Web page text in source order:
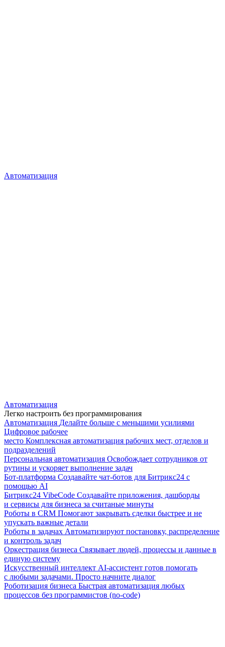
Автоматизация
Автоматизация
Легко настроить без программирования
Автоматизация Делайте больше с меньшими усилиями
Цифровое рабочее
место Комплексная автоматизация рабочих мест, отделов и
подразделений
Персональная автоматизация Освобождает сотрудников от
рутины и ускоряет выполнение задач
Бот-платформа Создавайте чат-ботов для Битрикс24 с
помощью AI
Битрикс24 VibeCode Создавайте приложения, дашборды
и сервисы для бизнеса за считаные минуты
Роботы в CRM Помогают закрывать сделки быстрее и не
упускать важные детали
Роботы в задачах Автоматизируют постановку, распределение
и контроль задач
Оркестрация бизнеса Связывает людей, процессы и данные в
единую систему
Искусственный интеллект AI-ассистент готов помогать
с любыми задачами. Просто начните диалог
Роботизация бизнеса Быстрая автоматизация любых
процессов без программистов (no-code)